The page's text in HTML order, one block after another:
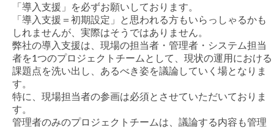
「導入支援」を必ずお願いしております。
「導入支援＝初期設定」と思われる方もいらっしゃるかも
しれませんが、実際はそうではありません。
弊社の導入支援は、現場の担当者・管理者・システム担当
者を1つのプロジェクトチームとして、現状の運用における
課題点を洗い出し、あるべき姿を議論していく場となりま
す。
特に、現場担当者の参画は必須とさせていただいておりま
す。
管理者のみのプロジェクトチームは、議論する内容も管理